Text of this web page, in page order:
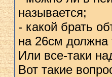
называется;
- какой брать
на 26см должна
Или все-таки
Вот такие